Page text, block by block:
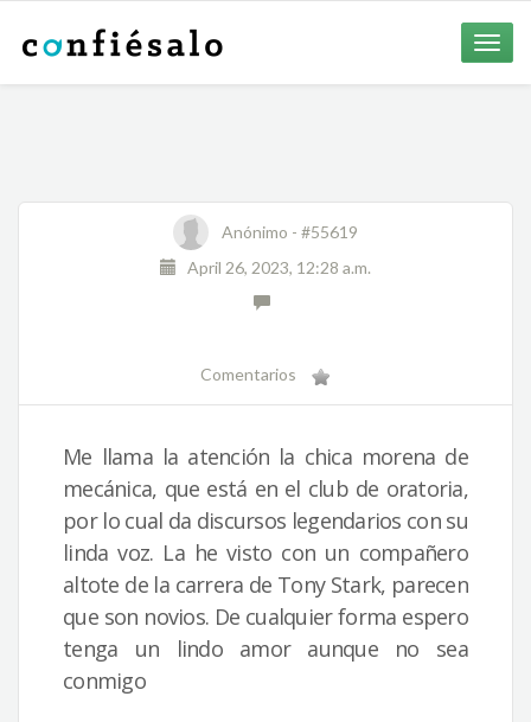
Toggle
Anónimo - #55619
April 26, 2023, 12:28 a.m.
Comentarios
Me llama la atención la chica morena de
mecánica, que está en el club de oratoria,
por lo cual da discursos legendarios con su
linda voz. La he visto con un compañero
altote de la carrera de Tony Stark, parecen
que son novios. De cualquier forma espero
tenga un lindo amor aunque no sea
conmigo